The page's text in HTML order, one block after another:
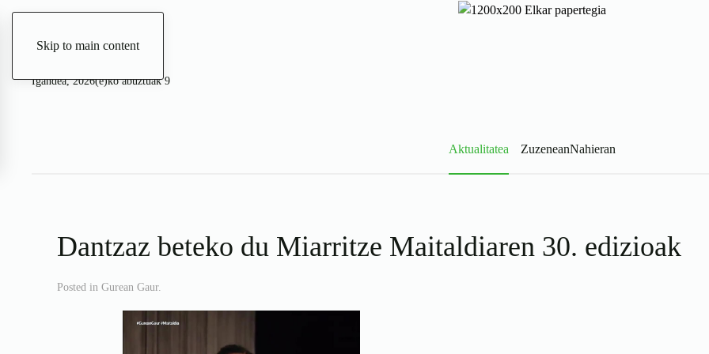
Skip to main content
Igandea, 2026(e)ko abuztuak 9
Aktualitatea ZuzeneanNahieran
Dantzaz beteko du Miarritze Maitaldiaren 30. edizioak
Posted in Gurean Gaur.